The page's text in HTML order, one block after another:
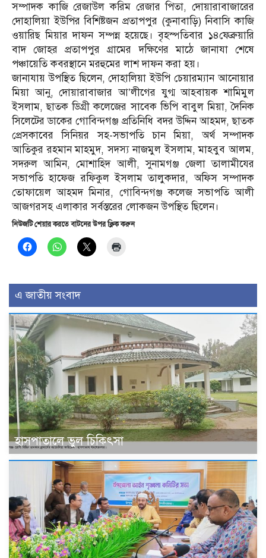
সম্পাদক কাজি রেজাউল করিম রেজার পিতা, দোয়ারাবাজারের
দোহালিয়া ইউপির বিশিষ্টজন প্রতাপপুর (কুনাবাড়ি) নিবাসি কাজি
ওয়ারিছ মিয়ার দাফন সম্পন্ন হয়েছে। বৃহস্পতিবার ১৪ফেব্রুয়ারি
বাদ জোহর প্রতাপপুর গ্রামের দক্ষিণের মাঠে জানাযা শেষে
পঞ্চায়েতি কবরস্থানে মরহুমের লাশ দাফন করা হয়।
জানাযায় উপস্থিত ছিলেন, দোহালিয়া ইউপি চেয়ারম্যান আনোয়ার
মিয়া আনু, দোয়ারাবাজার আ’লীগের যুগ্ম আহবায়ক শামিমুল
ইসলাম, ছাতক ডিগ্রী কলেজের সাবেক ভিপি বাবুল মিয়া, দৈনিক
সিলেটের ডাকের গোবিন্দগঞ্জ প্রতিনিধি বদর উদ্দিন আহমদ, ছাতক
প্রেসকাবের সিনিয়র সহ-সভাপতি চান মিয়া, অর্থ সম্পাদক
আতিকুর রহমান মাহমুদ, সদস্য নাজমুল ইসলাম, মাহবুব আলম,
সদরুল আমিন, মোশাহিদ আলী, সুনামগঞ্জ জেলা তালামীযের
সভাপতি হাফেজ রফিকুল ইসলাম তালুকদার, অফিস সম্পাদক
তোফায়েল আহমদ মিনার, গোবিন্দগঞ্জ কলেজ সভাপতি আলী
আজগরসহ এলাকার সর্বস্তরের লোকজন উপস্থিত ছিলেন।
নিউজটি শেয়ার করতে বাটনের উপর ক্লিক করুন
এ জাতীয় সংবাদ
হাসপাতালে ভুল চিকিৎসা